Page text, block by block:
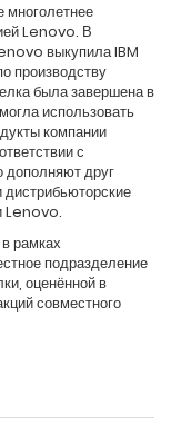
многолетнее
Lenovo. В
выкупила IBM
производству
была завершена в
использовать
компании
с
дополняют друг
дистрибьюторские
Lenovo.
рамках
подразделение
оценённой в
совместного